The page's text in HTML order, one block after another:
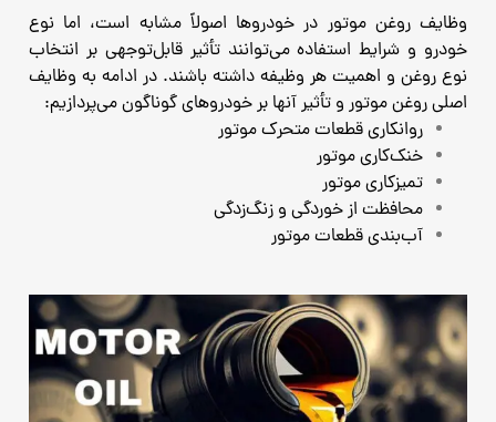
وظایف روغن موتور در خودروها اصولاً مشابه است، اما نوع
خودرو و شرایط استفاده می‌توانند تأثیر قابل‌توجهی بر انتخاب
نوع روغن و اهمیت هر وظیفه داشته باشند. در ادامه به وظایف
اصلی روغن موتور و تأثیر آنها بر خودروهای گوناگون می‌پردازیم:
روانکاری قطعات متحرک موتور
خنک‌کاری موتور
تمیزکاری موتور
محافظت از خوردگی و زنگ‌زدگی
آب‌بندی قطعات موتور